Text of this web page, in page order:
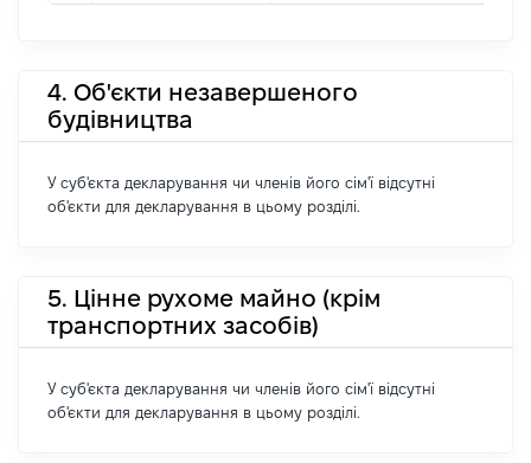
4. Об'єкти незавершеного
будівництва
У суб'єкта декларування чи членів його сім'ї відсутні
об'єкти для декларування в цьому розділі.
5. Цінне рухоме майно (крім
транспортних засобів)
У суб'єкта декларування чи членів його сім'ї відсутні
об'єкти для декларування в цьому розділі.